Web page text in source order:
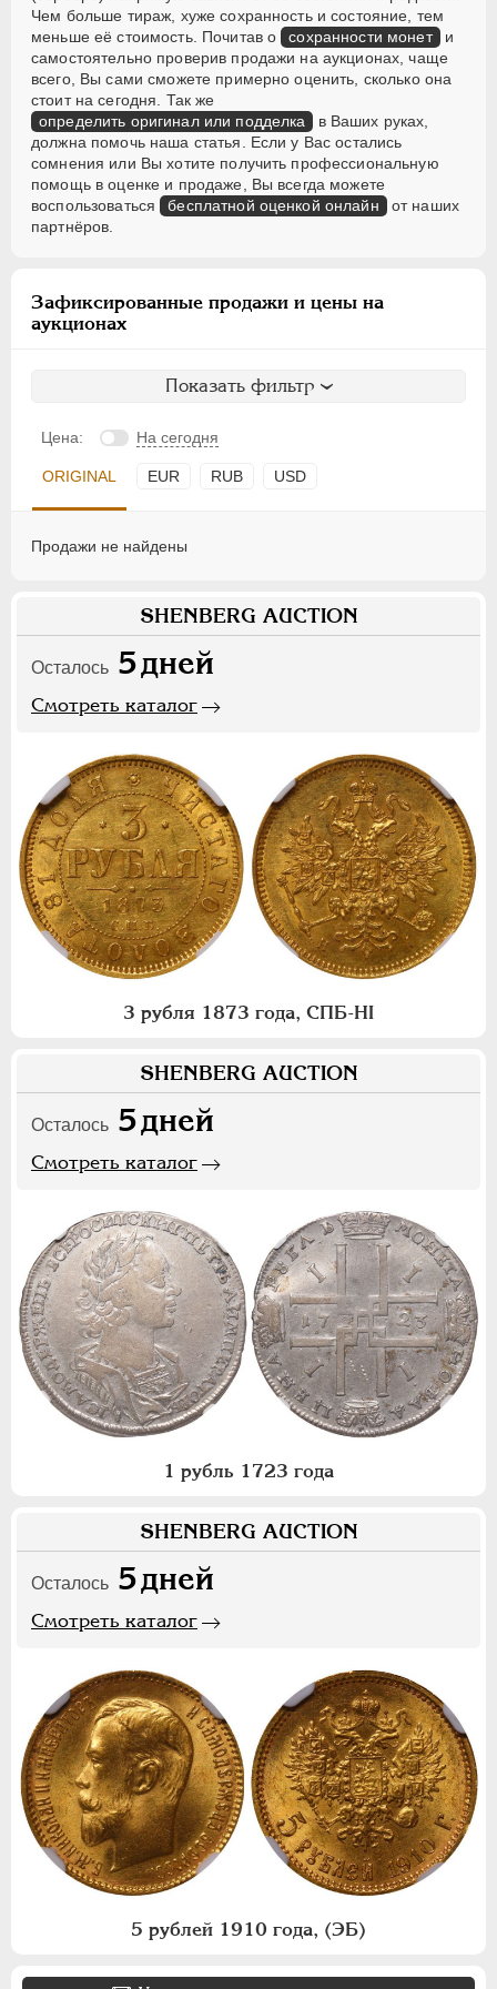
Чем больше тираж, хуже сохранность и состояние, тем
меньше её стоимость. Почитав о сохранности монет и
самостоятельно проверив продажи на аукционах, чаще
всего, Вы сами сможете примерно оценить, сколько она
стоит на сегодня. Так же
определить оригинал или подделка
в Ваших руках,
должна помочь наша статья. Если у Вас остались
сомнения или Вы хотите получить профессиональную
помощь в оценке и продаже, Вы всегда можете
воспользоваться бесплатной оценкой онлайн от наших
партнёров.
Зафиксированные продажи и цены на
аукционах
Показать фильтр
Цена: На сегодня
ORIGINAL EUR RUB USD
Продажи не найдены
SHENBERG AUCTION
Осталось 5дней
Смотреть каталог
3 рубля 1873 года, СПБ-НI
SHENBERG AUCTION
Осталось 5дней
Смотреть каталог
1 рубль 1723 года
SHENBERG AUCTION
Осталось 5дней
Смотреть каталог
5 рублей 1910 года, (ЭБ)